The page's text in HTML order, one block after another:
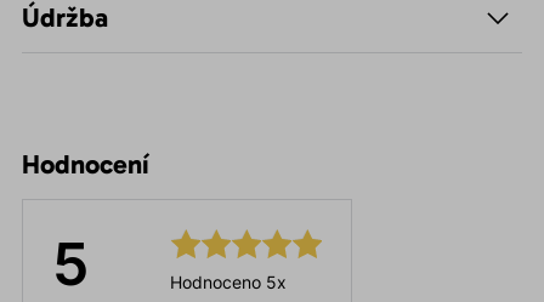
Údržba
Hodnocení
5 Hodnoceno 5x